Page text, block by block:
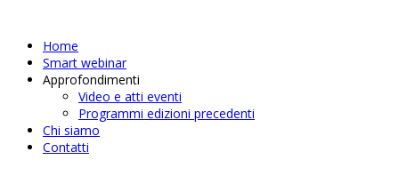
Home
Smart webinar
Approfondimenti
Video e atti eventi
Programmi edizioni precedenti
Chi siamo
Contatti